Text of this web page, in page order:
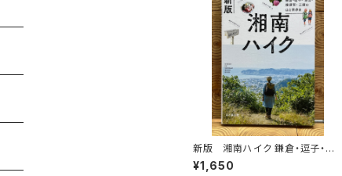
新版 湘南ハイク 鎌倉・逗子・葉
山・横須賀・三浦の山と海歩き
¥1,650